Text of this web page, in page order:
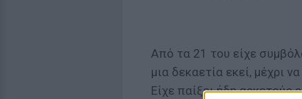
Από τα 21 του είχε
μια δεκαετία εκεί, μέχρι
Είχε παίξει ήδη αρκετούς